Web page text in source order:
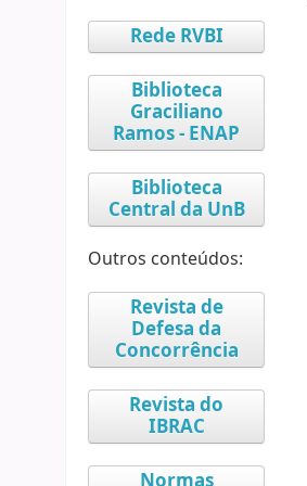
Rede RVBI
Biblioteca
Graciliano
Ramos - ENAP
Biblioteca
Central da UnB
Outros conteúdos:
Revista de
Defesa da
Concorrência
Revista do
IBRAC